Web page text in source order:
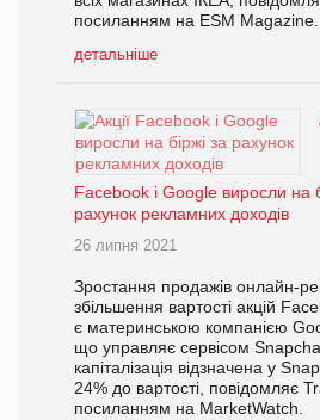
посиланням на ESM Magazine.
детальніше
Facebook і Google виросли на
рахунок рекламних доходів
26 липня 2021
Зростання продажів онлайн-
збільшення вартості акцій
є материнською компанією
що управляє сервісом
капіталізація відзначена у
24% до вартості, повідомляє
посиланням на MarketWatch.